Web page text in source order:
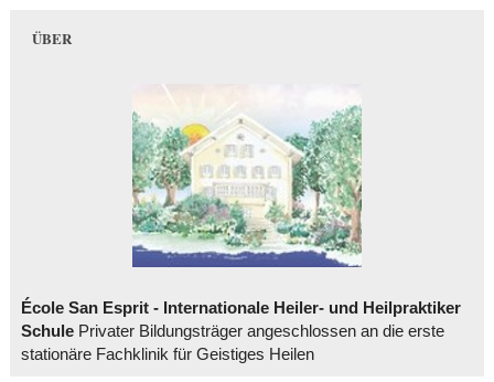
ÜBER
École San Esprit - Internationale Heiler- und Heilpraktiker
SchulePrivater Bildungsträger angeschlossen an die erste
stationäre Fachklinik für Geistiges Heilen